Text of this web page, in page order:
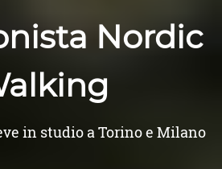
Nordic
in studio a Torino e Milano